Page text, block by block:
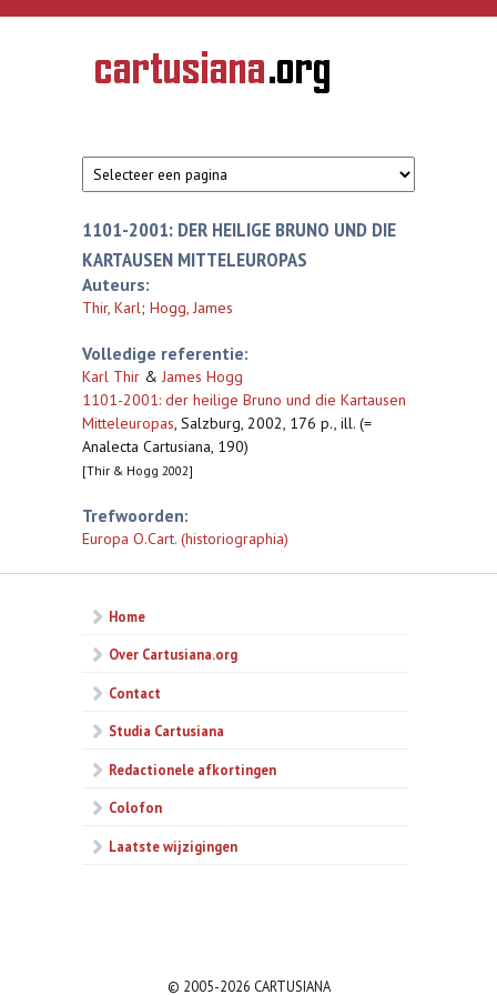
Overslaan en naar de inhoud gaan
CARTUSIANA
Geschiedenis
van de
1101-2001: DER HEILIGE BRUNO UND DIE
KARTAUSEN MITTELEUROPAS
Auteurs:
Thir, Karl; Hogg, James
Volledige referentie:
Karl Thir & James Hogg
1101-2001: der heilige Bruno und die Kartausen
Mitteleuropas, Salzburg, 2002, 176 p., ill. (=
Analecta Cartusiana, 190)
[Thir & Hogg 2002]
Trefwoorden:
Europa O.Cart. (historiographia)
Home
Over Cartusiana.org
Contact
Studia Cartusiana
Redactionele afkortingen
Colofon
Laatste wijzigingen
© 2005-2026 CARTUSIANA